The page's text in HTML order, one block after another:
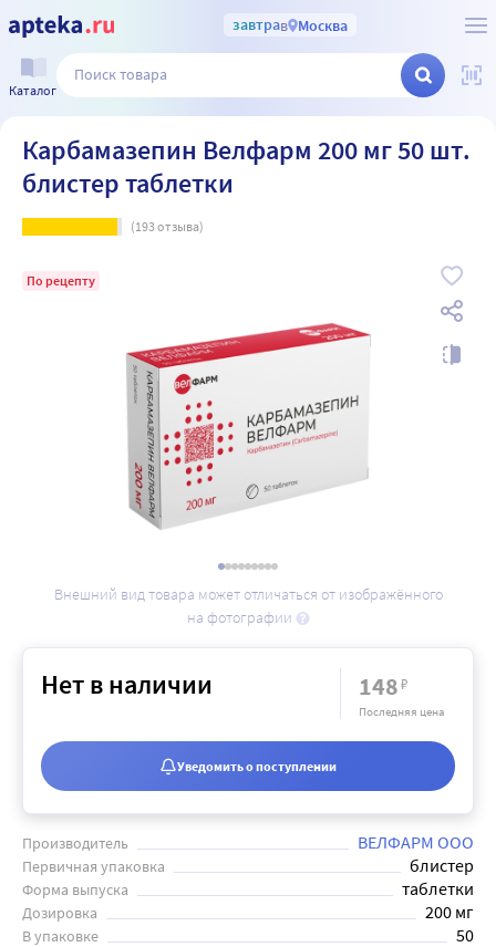
завтрав Москва
Каталог
Карбамазепин Велфарм 200 мг 50 шт.
блистер таблетки
(193отзыва)
По рецепту
Внешний вид товара может отличаться от изображённого
на фотографии
Производитель ВЕЛФАРМ ООО
Первичная упаковка блистер
Форма выпуска таблетки
Дозировка 200 мг
В упаковке 50
Нет в наличии 148₽
Последняя цена
Уведомить о поступлении